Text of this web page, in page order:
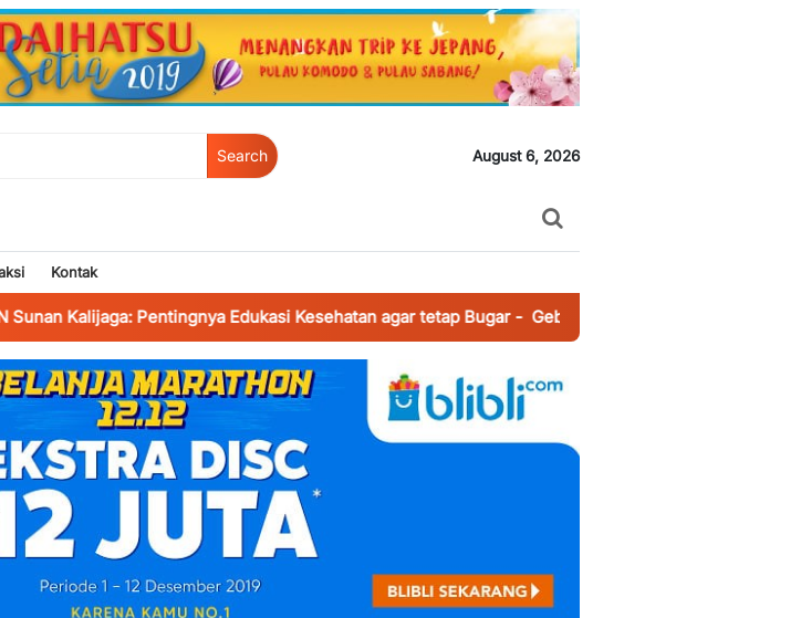
Search August 6, 2026
Kontak
Pentingnya Edukasi Kesehatan agar tetap Bugar- Gebyar Muharrom, 1448 H, Yayasan An Nur